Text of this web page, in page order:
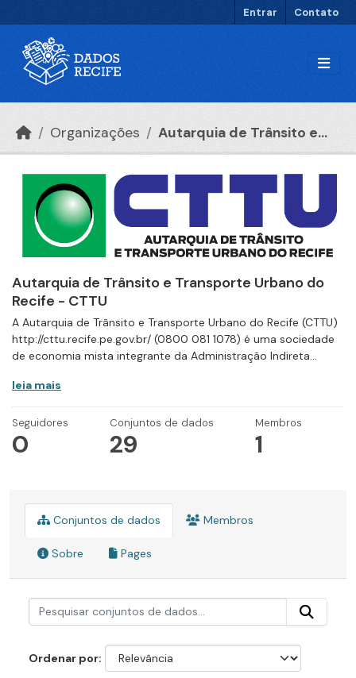
Entrar Contato
Organizações Autarquia de Trânsito e...
Autarquia de Trânsito e Transporte Urbano do
Recife - CTTU
A Autarquia de Trânsito e Transporte Urbano do Recife (CTTU)
http://cttu.recife.pe.gov.br/ (0800 081 1078) é uma sociedade
de economia mista integrante da Administração Indireta...
leia mais
Seguidores
0
Conjuntos de dados
29
Membros
1
Conjuntos de dados Membros
Sobre Pages
Ordenar por